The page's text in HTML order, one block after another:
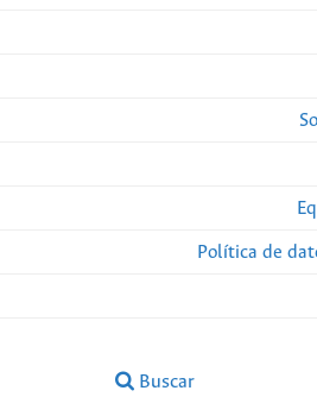
Política de
Buscar